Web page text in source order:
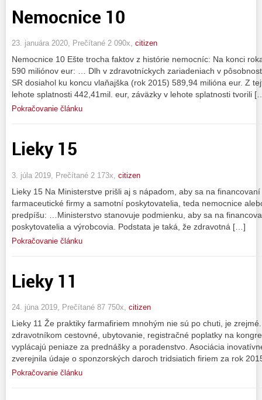
Nemocnice 10
23. januára 2020, Prečítané 2 090x, citizen
Nemocnice 10 Ešte trocha faktov z histórie nemocníc: Na konci
590 miliónov eur: … Dlh v zdravotníckych zariadeniach v
SR dosiahol ku koncu vlaňajška (rok 2015) 589,94 milióna eur. Z
lehote splatnosti 442,41mil. eur, záväzky v lehote splatnosti tvorili
Pokračovanie článku
Lieky 15
3. júla 2019, Prečítané 2 173x, citizen
Lieky 15 Na Ministerstve prišli aj s nápadom, aby sa na
farmaceutické firmy a samotní poskytovatelia, teda nemocnice
predpíšu: …Ministerstvo stanovuje podmienku, aby sa na
poskytovatelia a výrobcovia. Podstata je taká, že zdravotná […]
Pokračovanie článku
Lieky 11
24. júna 2019, Prečítané 87 750x, citizen
Lieky 11 Že praktiky farmafiriem mnohým nie sú po chuti, je
zdravotníkom cestovné, ubytovanie, registračné poplatky na
vyplácajú peniaze za prednášky a poradenstvo. Asociácia
zverejnila údaje o sponzorských daroch tridsiatich firiem za rok
Pokračovanie článku